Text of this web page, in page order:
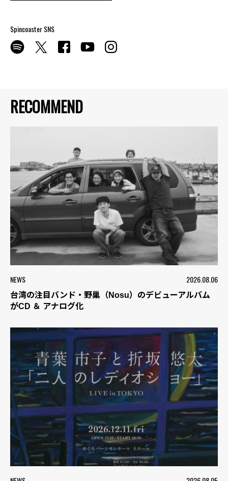
RECOMMEND
NEWS 2026.08.06
台湾の注目バンド・野巢（Nosu）のデビューアルバム
がCD ＆ アナログ化
Spincoaster SNS